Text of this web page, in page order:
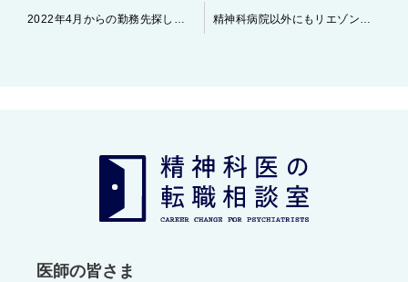
医師の皆さま